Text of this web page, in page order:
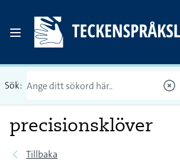
Sök:
precisionsklöver
Tillbaka